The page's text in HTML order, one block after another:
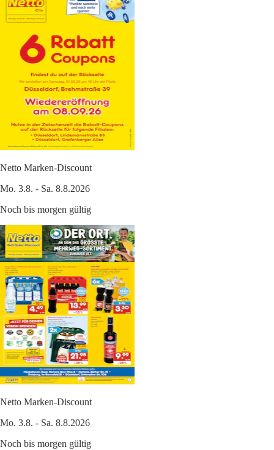
Netto Marken-Discount
Mo. 3.8. - Sa. 8.8.2026
Noch bis morgen gültig
Netto Marken-Discount
Mo. 3.8. - Sa. 8.8.2026
Noch bis morgen gültig